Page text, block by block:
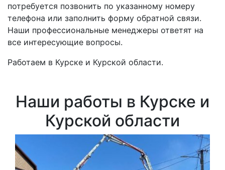
потребуется позвонить по указанному номеру
телефона или заполнить форму обратной связи.
Наши профессиональные менеджеры ответят на
все интересующие вопросы.
Работаем в Курске и Курской области.
Наши работы в Курске и
Курской области